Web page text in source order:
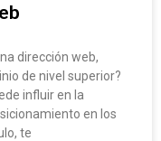
dirección web,
de nivel superior?
influir en la
en los
te